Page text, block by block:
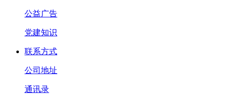
公益广告
党建知识
联系方式
公司地址
通讯录